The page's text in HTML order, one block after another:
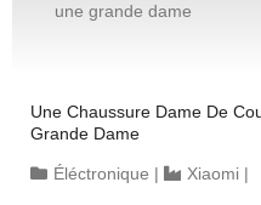
une grande dame
Une Chaussure Dame De
Grande Dame
Éléctronique | Xiaomi |